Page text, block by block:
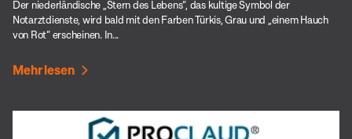
Der niederländische „Stern des Lebens“, das kultige Symbol der
Notarztdienste, wird bald mit den Farben Türkis, Grau und „einem Hauch
von Rot“ erscheinen. In...
Mehr lesen